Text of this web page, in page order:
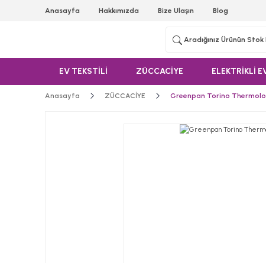
Anasayfa Hakkımızda Bize Ulaşın Blog
EV TEKSTİLİ ZÜCCACİYE ELEKTRİKLİ
Anasayfa ZÜCCACİYE Greenpan Torino